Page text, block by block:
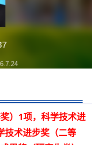
.7.24
） 1项，科学技术进
技术进步奖（二等